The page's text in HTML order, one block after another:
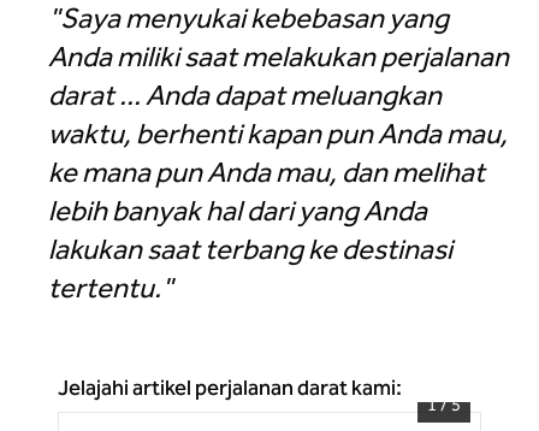
"Saya menyukai kebebasan yang
Anda miliki saat melakukan perjalanan
darat ... Anda dapat meluangkan
waktu, berhenti kapan pun Anda mau,
ke mana pun Anda mau, dan melihat
lebih banyak hal dari yang Anda
lakukan saat terbang ke destinasi
tertentu."
Jelajahi artikel perjalanan darat kami:
1/5